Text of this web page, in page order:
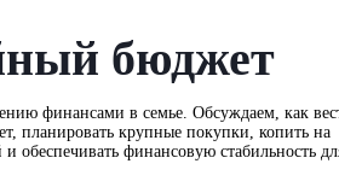
бюджет
финансами в семье. Обсуждаем, как
планировать крупные покупки, копить на
и обеспечивать финансовую стабильность